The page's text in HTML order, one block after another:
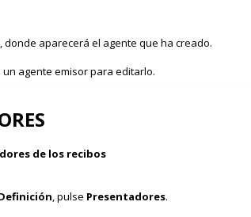
aparecerá el agente que ha creado.
un agente emisor para editarlo.
de los recibos
, pulse Presentadores.